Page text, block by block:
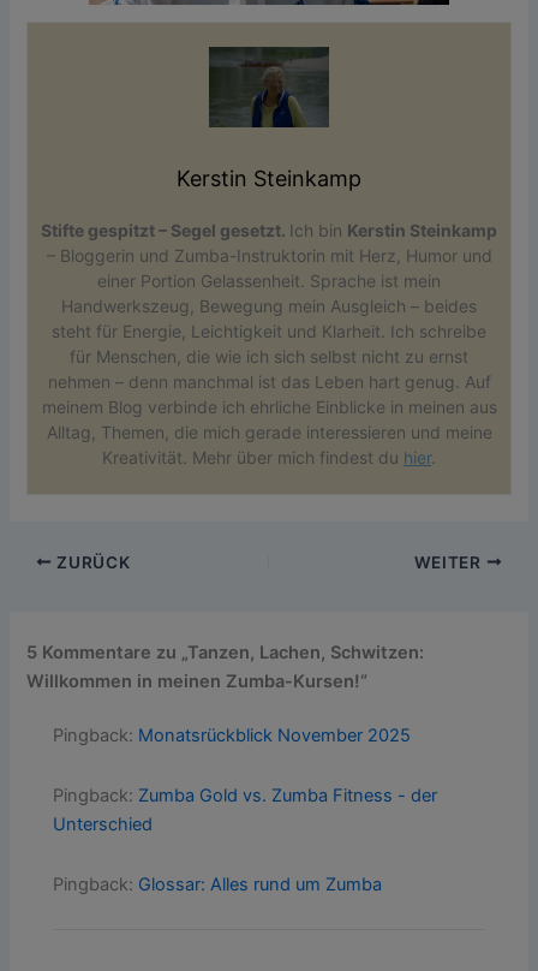
Kerstin Steinkamp
Stifte gespitzt – Segel gesetzt. Ich bin Kerstin Steinkamp
– Bloggerin und Zumba-Instruktorin mit Herz, Humor und
einer Portion Gelassenheit. Sprache ist mein
Handwerkszeug, Bewegung mein Ausgleich – beides
steht für Energie, Leichtigkeit und Klarheit. Ich schreibe
für Menschen, die wie ich sich selbst nicht zu ernst
nehmen – denn manchmal ist das Leben hart genug. Auf
meinem Blog verbinde ich ehrliche Einblicke in meinen aus
Alltag, Themen, die mich gerade interessieren und meine
Kreativität. Mehr über mich findest du hier.
ZURÜCK WEITER
5 Kommentare zu „Tanzen, Lachen, Schwitzen:
Willkommen in meinen Zumba-Kursen!“
Pingback: Monatsrückblick November 2025
Pingback: Zumba Gold vs. Zumba Fitness - der
Unterschied
Pingback: Glossar: Alles rund um Zumba